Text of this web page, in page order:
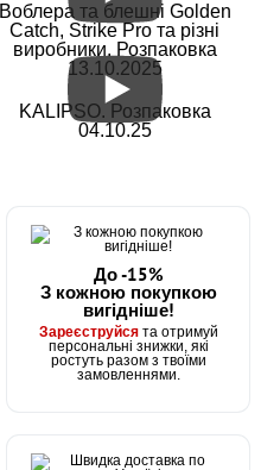
Воблера та блешні Golden
Catch, Strike Pro та різні
виробники. Розпаковка
13.10.2025
KALIPSO. Розпаковка
04.10.25
До -15%
З кожною покупкою
вигідніше!
Зареєструйсята отримуй
персональні знижки, які
ростуть разом з твоїми
замовленнями.